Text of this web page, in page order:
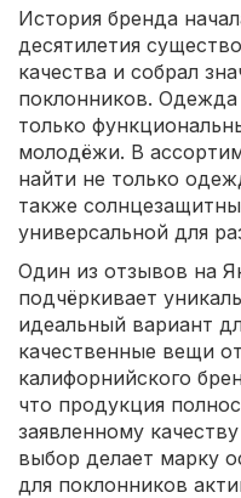
История бренда
десятилетия
качества и собрал
поклонников. Одежда
только
молодёжи. В
найти не только
также
универсальной для
Один из отзывов на
подчёркивает
идеальный вариант
качественные вещи
калифорнийского
что продукция
заявленному
выбор делает марку
для поклонников